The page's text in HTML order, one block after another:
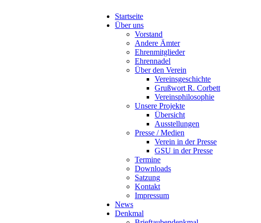
Startseite
Über uns
Vorstand
Andere Ämter
Ehrenmitglieder
Ehrennadel
Über den Verein
Vereinsgeschichte
Grußwort R. Corbett
Vereinsphilosophie
Unsere Projekte
Übersicht
Ausstellungen
Presse / Medien
Verein in der Presse
GSU in der Presse
Termine
Downloads
Satzung
Kontakt
Impressum
News
Denkmal